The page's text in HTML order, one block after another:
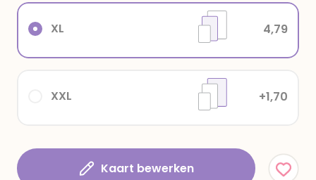
XXL +1,70
XL 4,79
Kaart bewerken